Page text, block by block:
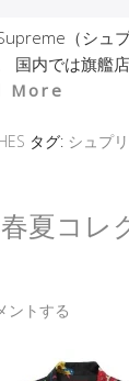
（シ
国内では旗艦
More
タグ: シュプ
夏コレ
ントする